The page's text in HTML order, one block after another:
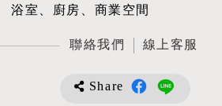
浴室、廚房、商業空間
聯絡我們 線上客服
Share